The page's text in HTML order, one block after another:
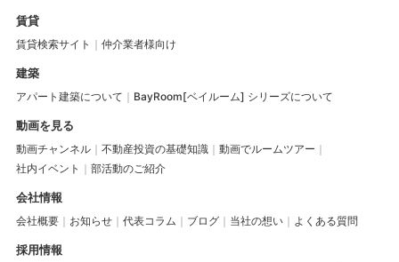
賃貸
賃貸検索サイト 仲介業者様向け
建築
アパート建築について BayRoom[ベイルーム] シリーズについて
動画を見る
動画チャンネル 不動産投資の基礎知識
動画でルームツアー
社内イベント
部活動のご紹介
会社情報
会社概要 お知らせ 代表コラム ブログ 当社の想い よくある質問
採用情報